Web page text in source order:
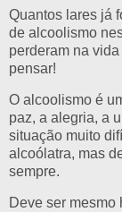
Quantos lares já
de alcoolismo
perderam na
pensar!
O alcoolismo é
paz, a alegria, a
situação muito
alcoólatra, mas
sempre.
Deve ser mesmo